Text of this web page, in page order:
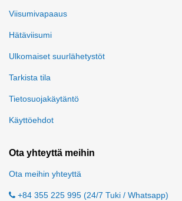
Viisumivapaaus
Hätäviisumi
Ulkomaiset suurlähetystöt
Tarkista tila
Tietosuojakäytäntö
Käyttöehdot
Ota yhteyttä meihin
Ota meihin yhteyttä
+84 355 225 995 (24/7 Tuki / Whatsapp)